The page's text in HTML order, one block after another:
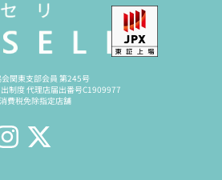
関東支部会員 第245号
制度 代理店届出番号C1909977
費税免除指定店舗